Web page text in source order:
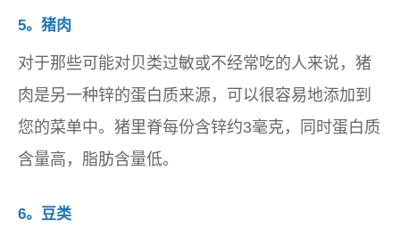
5。猪肉
对于那些可能对贝类过敏或不经常吃的人来说，猪
肉是另一种锌的蛋白质来源，可以很容易地添加到
您的菜单中。猪里脊每份含锌约3毫克，同时蛋白质
含量高，脂肪含量低。
6。豆类